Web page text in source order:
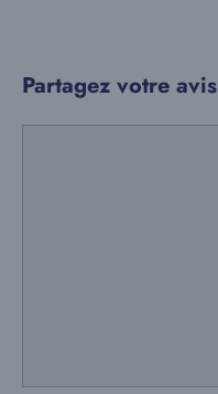
Partagez votre avis